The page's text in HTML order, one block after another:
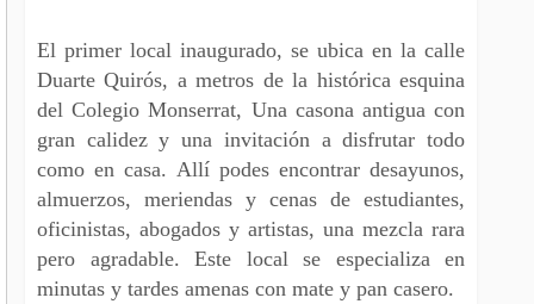
El primer local inaugurado, se ubica en la calle
Duarte Quirós, a metros de la histórica esquina
del Colegio Monserrat, Una casona antigua con
gran calidez y una invitación a disfrutar todo
como en casa. Allí podes encontrar desayunos,
almuerzos, meriendas y cenas de estudiantes,
oficinistas, abogados y artistas, una mezcla rara
pero agradable. Este local se especializa en
minutas y tardes amenas con mate y pan casero.